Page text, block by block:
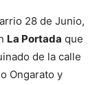
28 de Junio,
La Portada que
de la calle
Ongarato y